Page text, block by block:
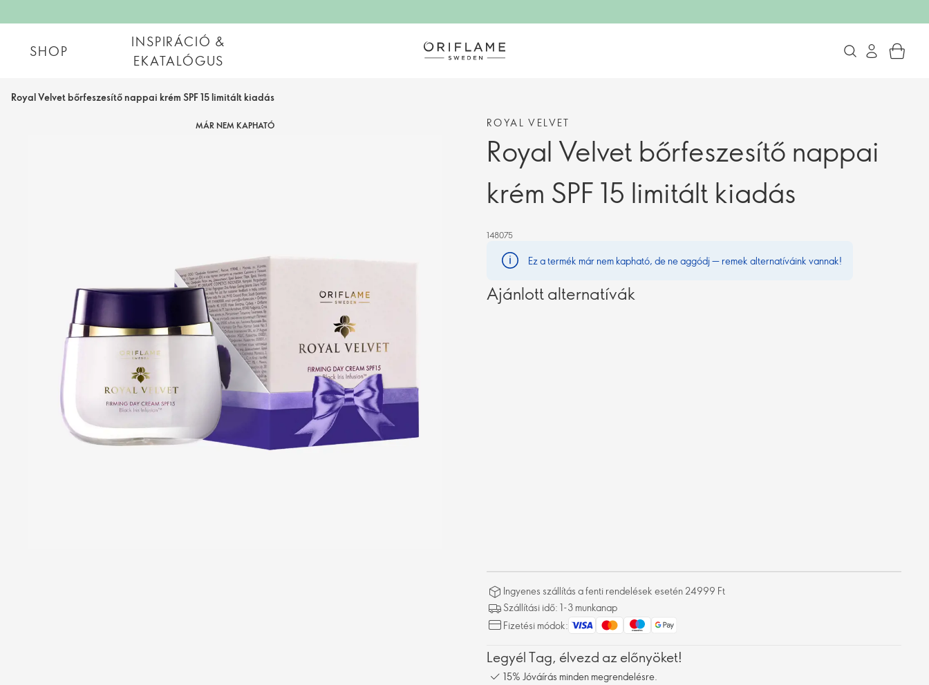
SHOP
INSPIRÁCIÓ &
EKATALÓGUS
Royal Velvet bőrfeszesítő nappai krém SPF 15 limitált kiadás
MÁR NEM KAPHATÓ ROYAL VELVET
Royal Velvet bőrfeszesítő nappai
krém SPF 15 limitált kiadás
148075
Ez a termék már nem kapható, de ne aggódj — remek alternatíváink vannak!
Ajánlott alternatívák
Ingyenes szállítás a fenti rendelések esetén 24999 Ft
Szállítási idő: 1-3 munkanap
Fizetési módok:
Legyél Tag, élvezd az előnyöket!
15% Jóváírás minden megrendelésre.